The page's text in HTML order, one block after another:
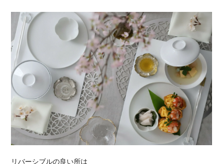
リバーシブルの良い所は